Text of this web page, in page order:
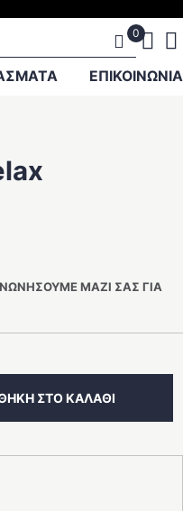
ΕΠΙΚΟΙΝΩΝΊΑ
ΜΑΖΊ ΣΑΣ ΓΙΑ
ΣΤΟ ΚΑΛΆΘΙ